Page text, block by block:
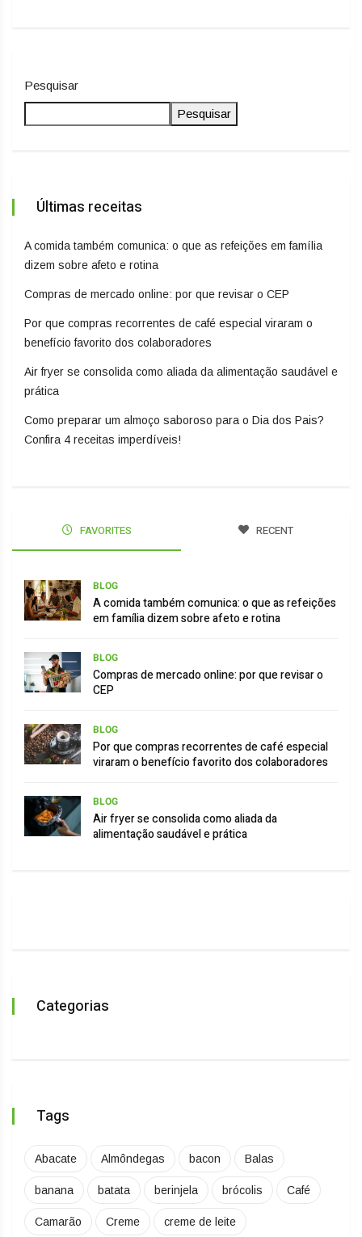
Pesquisar
Pesquisar
Últimas receitas
A comida também comunica: o que as refeições em família
dizem sobre afeto e rotina
Compras de mercado online: por que revisar o CEP
Por que compras recorrentes de café especial viraram o
benefício favorito dos colaboradores
Air fryer se consolida como aliada da alimentação saudável e
prática
Como preparar um almoço saboroso para o Dia dos Pais?
Confira 4 receitas imperdíveis!
FAVORITES RECENT
BLOG
A comida também comunica: o que as refeições
em família dizem sobre afeto e rotina
BLOG
Compras de mercado online: por que revisar o
CEP
BLOG
Por que compras recorrentes de café especial
viraram o benefício favorito dos colaboradores
BLOG
Air fryer se consolida como aliada da
alimentação saudável e prática
Categorias
Tags
Abacate Almôndegas bacon Balas
banana batata berinjela brócolis Café
Camarão Creme creme de leite